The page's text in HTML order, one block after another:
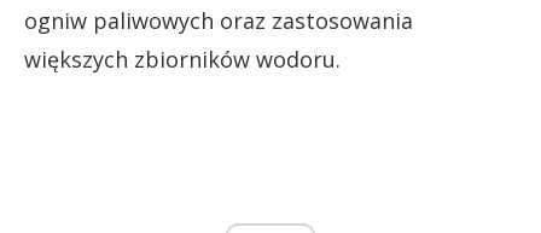
ogniw paliwowych oraz zastosowania
większych zbiorników wodoru.